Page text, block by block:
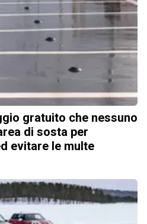
gratuito che nessuno
di sosta per
evitare le multe